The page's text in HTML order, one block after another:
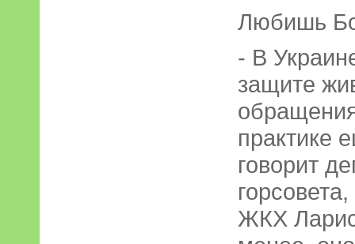
Любишь
- В
защите
практике
говорит
ЖКХ